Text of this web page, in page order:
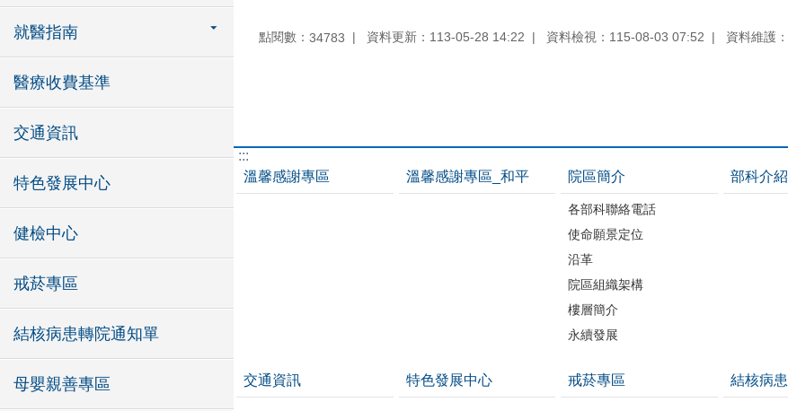
就醫指南
醫療收費基準
交通資訊
特色發展中心
健檢中心
戒菸專區
結核病患轉院通知單
母嬰親善專區
點閱數： 34783 資料更新：113-05-28 14:22 資料檢視：115-08-03 07:52 資料維護
:::
溫馨感謝專區
溫馨感謝專區_和平 院區簡介
各部科聯絡電話
使命願景定位
沿革
院區組織架構
樓層簡介
永續發展
部科介
交通資訊 特色發展中心 戒菸專區 結核病